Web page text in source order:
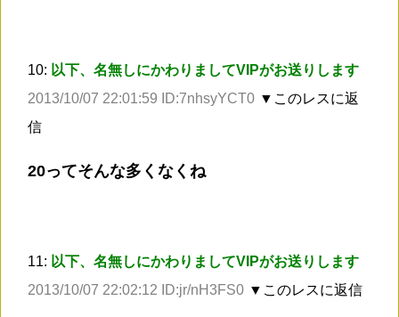
10: 以下、名無しにかわりましてVIPがお送りします
2013/10/07 22:01:59 ID:7nhsyYCT0 ▼このレスに返
信
20ってそんな多くなくね
11: 以下、名無しにかわりましてVIPがお送りします
2013/10/07 22:02:12 ID:jr/nH3FS0 ▼このレスに返信